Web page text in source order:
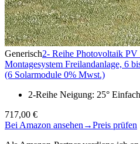
Generisch2- Reihe Photovoltaik
Montagesystem Freilandanlage, 6
(6 Solarmodule 0% Mwst.)
2-Reihe Neigung: 25°
717,00 €
Bei Amazon ansehen→Preis prüfen